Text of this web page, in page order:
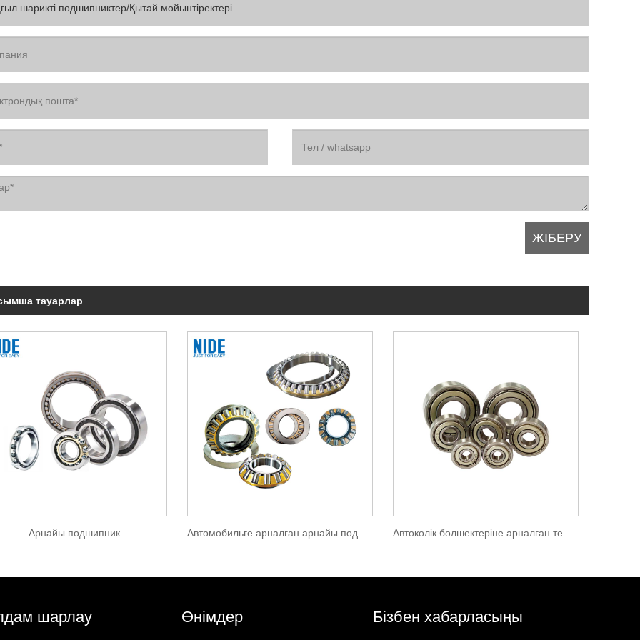
тауарлар
Арнайы подшипник
шарлау Өнімдер Бізбен хабарласыңы